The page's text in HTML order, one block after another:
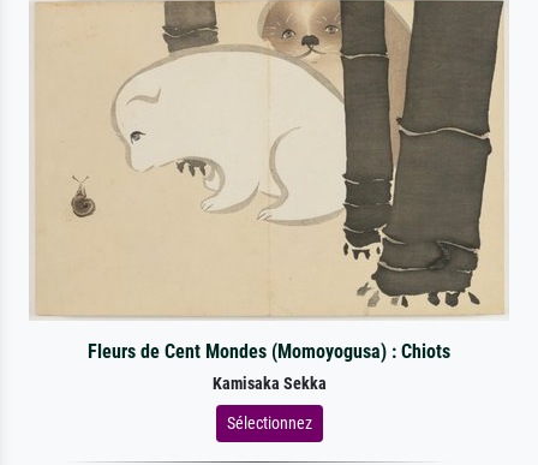
Fleurs de Cent Mondes (Momoyogusa) : Chiots
Kamisaka Sekka
Sélectionnez